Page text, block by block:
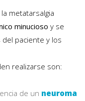
metatarsalgia
minucioso y se
paciente y los
realizarse son:
de un neuroma